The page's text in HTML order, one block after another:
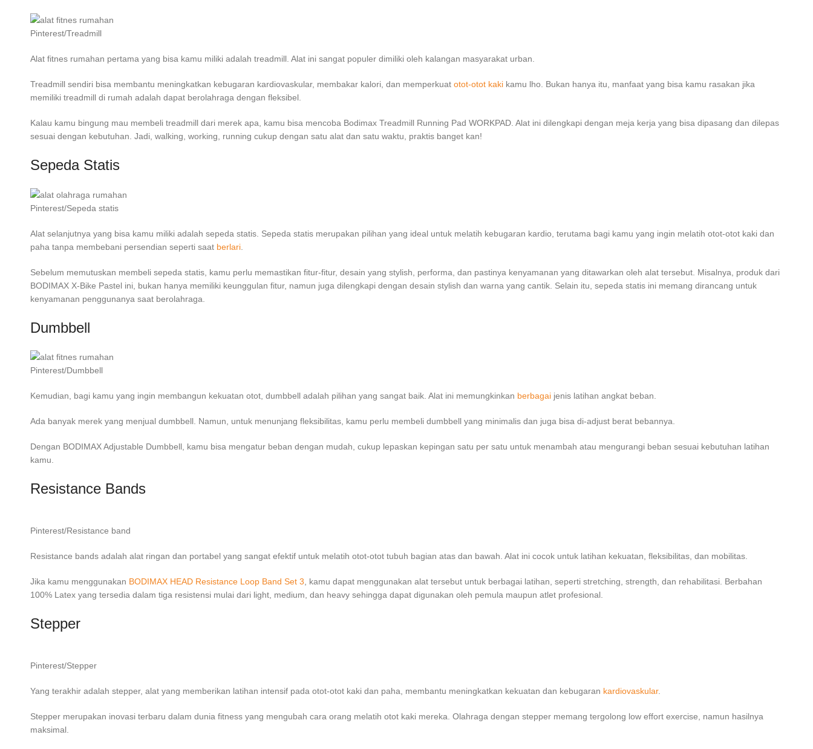
Pinterest/Treadmill
Alat fitnes rumahan pertama yang bisa kamu miliki adalah treadmill. Alat ini sangat populer dimiliki oleh kalangan masyarakat urban.
Treadmill sendiri bisa membantu meningkatkan kebugaran kardiovaskular, membakar kalori, dan memperkuat otot-otot kaki kamu lho. Bukan hanya itu, manfaat yang bisa kamu rasakan jika
memiliki treadmill di rumah adalah dapat berolahraga dengan fleksibel.
Kalau kamu bingung mau membeli treadmill dari merek apa, kamu bisa mencoba Bodimax Treadmill Running Pad WORKPAD. Alat ini dilengkapi dengan meja kerja yang bisa dipasang dan dilepas
sesuai dengan kebutuhan. Jadi, walking, working, running cukup dengan satu alat dan satu waktu, praktis banget kan!
Sepeda Statis
Pinterest/Sepeda statis
Alat selanjutnya yang bisa kamu miliki adalah sepeda statis. Sepeda statis merupakan pilihan yang ideal untuk melatih kebugaran kardio, terutama bagi kamu yang ingin melatih otot-otot kaki dan
paha tanpa membebani persendian seperti saat berlari
Sebelum memutuskan membeli sepeda statis, kamu perlu memastikan fitur-fitur, desain yang stylish, performa, dan pastinya kenyamanan yang ditawarkan oleh alat tersebut. Misalnya, produk dari
BODIMAX X-Bike Pastel ini, bukan hanya memiliki keunggulan fitur, namun juga dilengkapi dengan desain stylish dan warna yang cantik. Selain itu, sepeda statis ini memang dirancang untuk
kenyamanan penggunanya saat berolahraga.
Dumbbell
Pinterest/Dumbbell
Kemudian, bagi kamu yang ingin membangun kekuatan otot, dumbbell adalah pilihan yang sangat baik. Alat ini memungkinkan berbagai jenis latihan angkat beban.
Ada banyak merek yang menjual dumbbell. Namun, untuk menunjang fleksibilitas, kamu perlu membeli dumbbell yang minimalis dan juga bisa di-adjust berat bebannya.
Dengan BODIMAX Adjustable Dumbbell, kamu bisa mengatur beban dengan mudah, cukup lepaskan kepingan satu per satu untuk menambah atau mengurangi beban sesuai kebutuhan latihan
kamu.
Resistance Bands
Pinterest/Resistance band
Resistance bands adalah alat ringan dan portabel yang sangat efektif untuk melatih otot-otot tubuh bagian atas dan bawah. Alat ini cocok untuk latihan kekuatan, fleksibilitas, dan mobilitas.
Jika kamu menggunakan BODIMAX HEAD Resistance Loop Band Set 3 , kamu dapat menggunakan alat tersebut untuk berbagai latihan, seperti stretching, strength, dan rehabilitasi. Berbahan
100% Latex yang tersedia dalam tiga resistensi mulai dari light, medium, dan heavy sehingga dapat digunakan oleh pemula maupun atlet profesional.
Stepper
Pinterest/Stepper
Yang terakhir adalah stepper, alat yang memberikan latihan intensif pada otot-otot kaki dan paha, membantu meningkatkan kekuatan dan kebugaran kardiovaskular.
Stepper merupakan inovasi terbaru dalam dunia fitness yang mengubah cara orang melatih otot kaki mereka. Olahraga dengan stepper memang tergolong low effort exercise, namun hasilnya
maksimal.